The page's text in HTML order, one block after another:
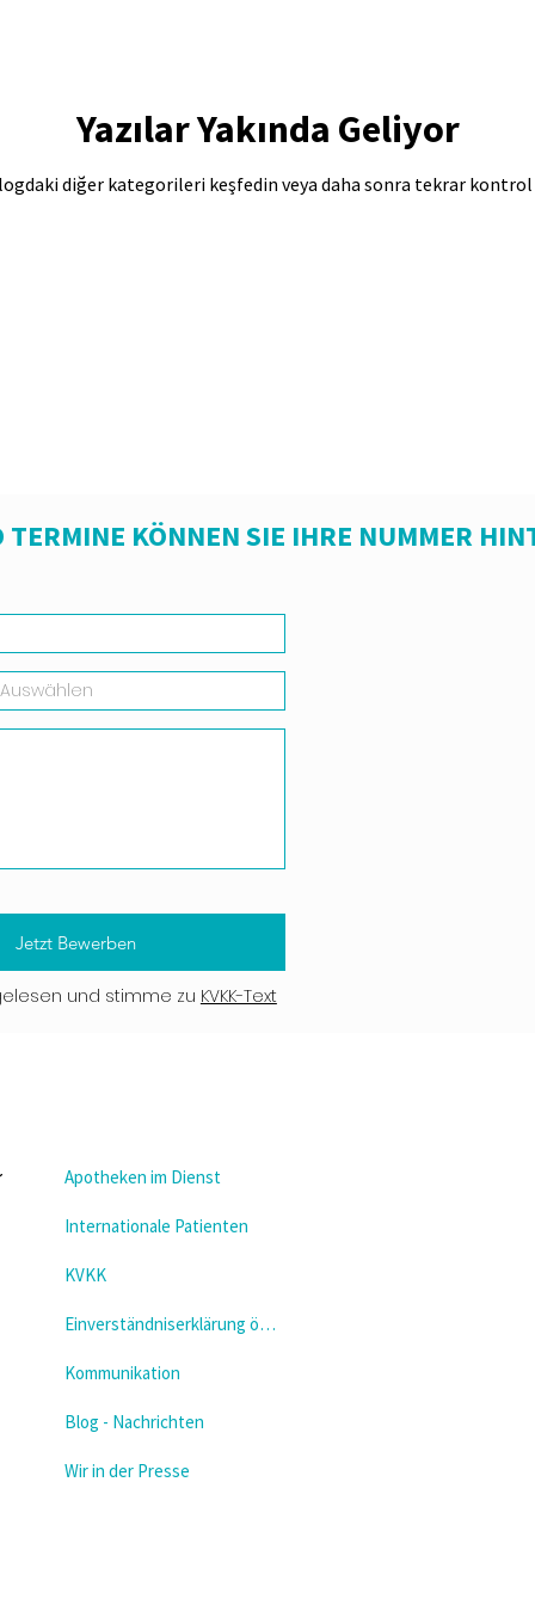
Yazılar Yakında Geliyor
diğer kategorileri keşfedin veya daha sonra tekrar kontrol
KÖNNEN SIE IHRE NUMMER
Jetzt Bewerben
und stimme zu KVKK-Text
Apotheken im Dienst
Internationale Patienten
KVKK
Einverständniserklärung öffnen
Kommunikation
Blog - Nachrichten
Wir in der Presse